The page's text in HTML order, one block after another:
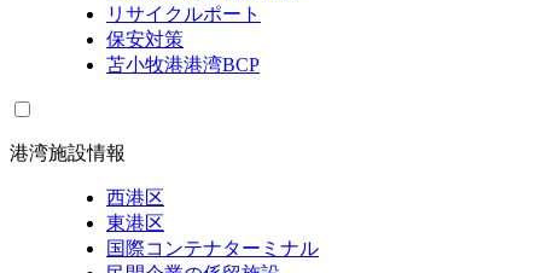
リサイクルポート
保安対策
苫小牧港港湾BCP
港湾施設情報
西港区
東港区
国際コンテナターミナル